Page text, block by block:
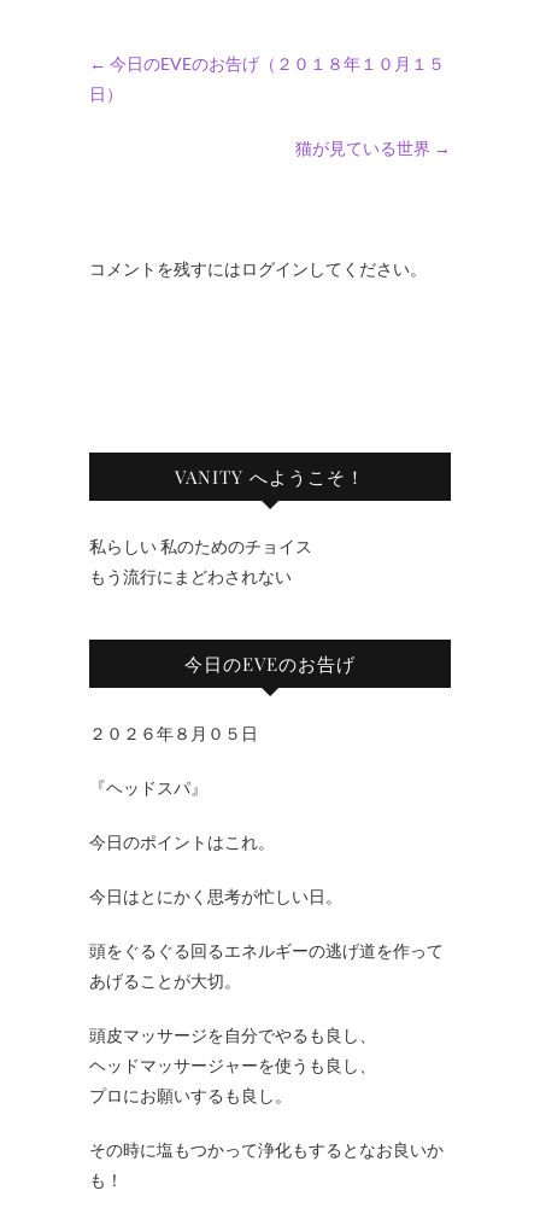
← 今日のEVEのお告げ（２０１８年１０月１５
日）
猫が見ている世界 →
コメントを残すにはログインしてください。
VANITY へようこそ！
私らしい 私のためのチョイス
もう流行にまどわされない
今日のEVEのお告げ
２０２６年８月０５日
『ヘッドスパ』
今日のポイントはこれ。
今日はとにかく思考が忙しい日。
頭をぐるぐる回るエネルギーの逃げ道を作って
あげることが大切。
頭皮マッサージを自分でやるも良し、
ヘッドマッサージャーを使うも良し、
プロにお願いするも良し。
その時に塩もつかって浄化もするとなお良いか
も！